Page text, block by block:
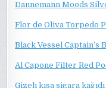
Dannemann Moods
Flor de Oliva Torpedo
Black Vessel Captain’s
Al Capone Filter Red
Gizeh kısa sigara